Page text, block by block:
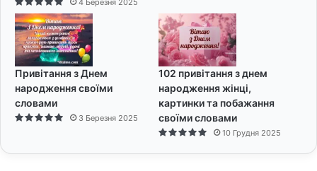
4 Березня 2025
Привітання з Днем
народження своїми
словами
3 Березня 2025
102 привітання з днем
народження жінці,
картинки та побажання
своїми словами
10 Грудня 2025